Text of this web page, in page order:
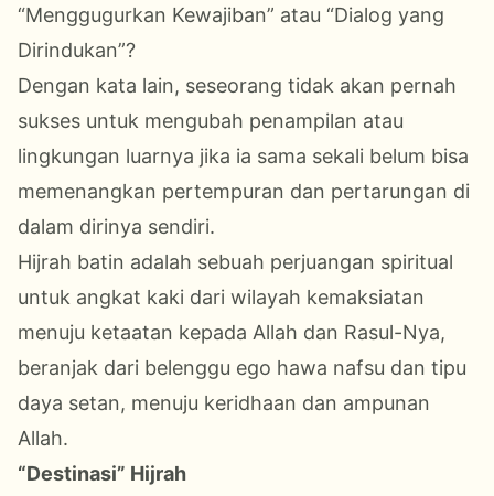
“Menggugurkan Kewajiban” atau “Dialog yang
Dirindukan”?
Dengan kata lain, seseorang tidak akan pernah
sukses untuk mengubah penampilan atau
lingkungan luarnya jika ia sama sekali belum bisa
memenangkan pertempuran dan pertarungan di
dalam dirinya sendiri.
Hijrah batin adalah sebuah perjuangan spiritual
untuk angkat kaki dari wilayah kemaksiatan
menuju ketaatan kepada Allah dan Rasul-Nya,
beranjak dari belenggu ego hawa nafsu dan tipu
daya setan, menuju keridhaan dan ampunan
Allah.
“Destinasi” Hijrah